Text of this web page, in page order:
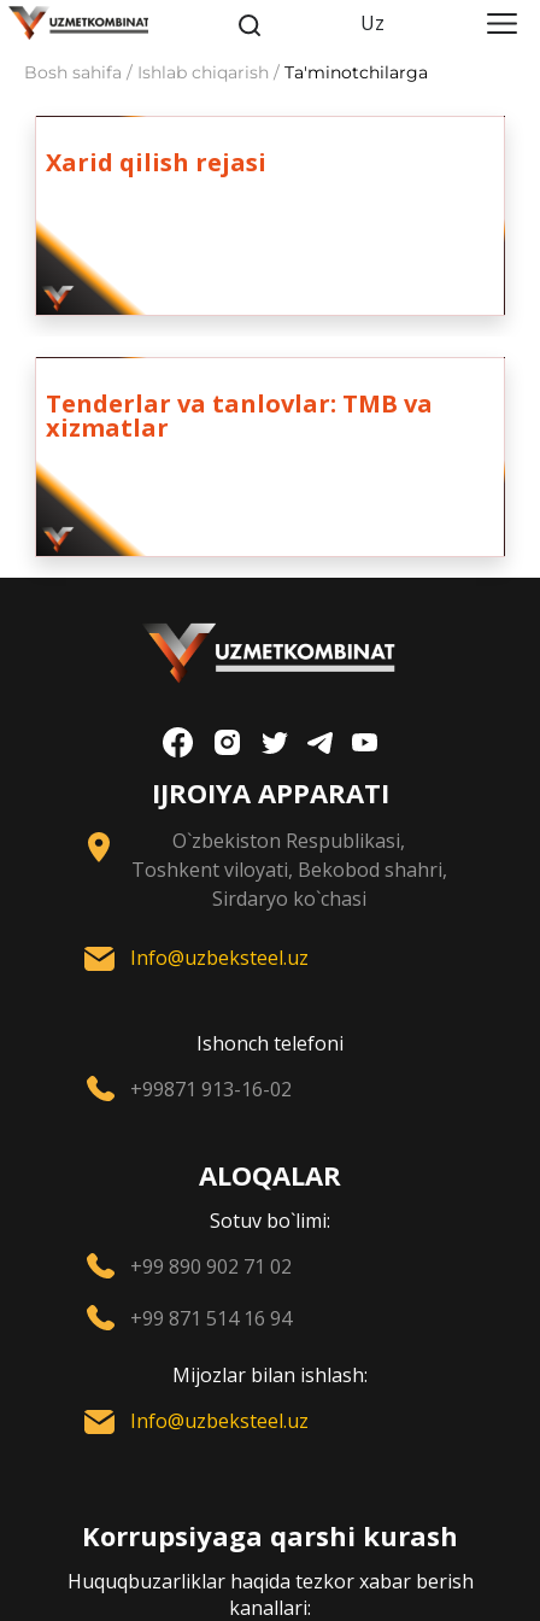
Uz
Bosh sahifa / Ishlab chiqarish / Ta'minotchilarga
Xarid qilish rejasi
Tenderlar va tanlovlar: TMB va
xizmatlar
IJROIYA APPARATI
O`zbekiston Respublikasi,
Toshkent viloyati, Bekobod shahri,
Sirdaryo ko`chasi
Info@uzbeksteel.uz
Ishonch telefoni
+99871 913-16-02
ALOQALAR
Sotuv bo`limi:
+99 890 902 71 02
+99 871 514 16 94
Mijozlar bilan ishlash:
Info@uzbeksteel.uz
Korrupsiyaga qarshi kurash
Huquqbuzarliklar haqida tezkor xabar berish
kanallari: